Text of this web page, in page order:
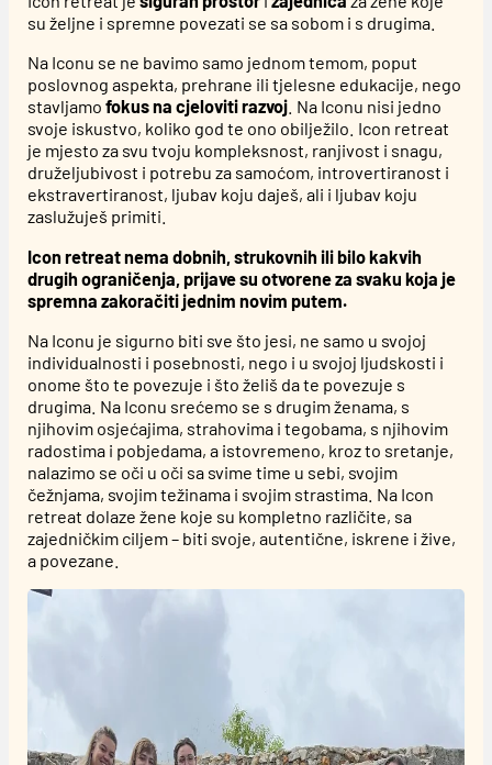
su željne i spremne povezati se sa sobom i s drugima.
Na Iconu se ne bavimo samo jednom temom, poput
poslovnog aspekta, prehrane ili tjelesne edukacije, nego
stavljamofokus na cjeloviti razvoj Na Iconu nisi jedno
svoje iskustvo, koliko god te ono obilježilo. Icon retreat
je mjesto za svu tvoju kompleksnost, ranjivost i snagu,
druželjubivost i potrebu za samoćom, introvertiranost i
ekstravertiranost, ljubav koju daješ, ali i ljubav koju
zaslužuješ primiti.
Icon retreat nema dobnih, strukovnih ili bilo kakvih
drugih ograničenja, prijave su otvorene za svaku koja je
spremna zakoračiti jednim novim putem.
Na Iconu je sigurno biti sve što jesi, ne samo u svojoj
individualnosti i posebnosti, nego i u svojoj ljudskosti i
onome što te povezuje i što želiš da te povezuje s
drugima Na Iconu srećemo se s drugim ženama, s
njihovim osjećajima, strahovima i tegobama, s njihovim
radostima i pobjedama, a istovremeno, kroz to sretanje,
nalazimo se oči u oči sa svime time u sebi, svojim
čežnjama, svojim težinama i svojim strastima. Na Icon
retreat dolaze žene koje su kompletno različite, sa
zajedničkim ciljem – biti svoje, autentične, iskrene i žive,
a povezane.
povezivanje i pružilo osjećaj ljubavi. Jedva čekam vidjeti
što će nam ovo iskustvo u budućnosti donijeti i kao grupi